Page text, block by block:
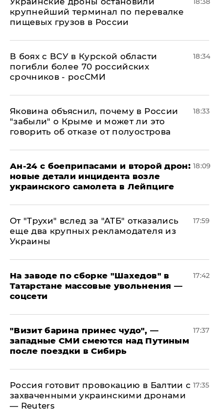
крупнейший терминал по перевалке
пищевых грузов в России
В боях с ВСУ в Курской области
погибли более 70 российских
срочников - росСМИ
18:34
Яковина объяснил, почему в России
"забыли" о Крыме и может ли это
говорить об отказе от полуострова
18:33
Ан-24 с боеприпасами и второй дрон:
новые детали инцидента возле
украинского самолета в Лейпциге
18:09
От "Трухи" вслед за "АТБ" отказались
еще два крупных рекламодателя из
Украины
17:59
На заводе по сборке "Шахедов" в
Татарстане массовые увольнения —
соцсети
17:42
"Визит барина принес чудо", —
западные СМИ смеются над Путиным
после поездки в Сибирь
17:37
​Россия готовит провокацию в Балтии с
захваченными украинскими дронами
— Reuters
17:35